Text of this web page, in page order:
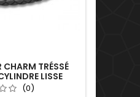
CHARM TRÉSSÉ
LISSE
(0)